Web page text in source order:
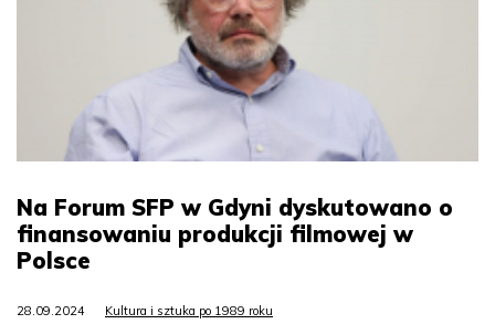
Na Forum SFP w Gdyni dyskutowano o
finansowaniu produkcji filmowej w
Polsce
28.09.2024 Kultura i sztuka po 1989 roku